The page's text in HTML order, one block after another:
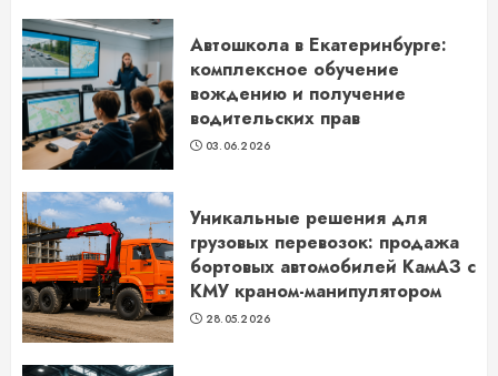
Автошкола в Екатеринбурге:
комплексное обучение
вождению и получение
водительских прав
03.06.2026
Уникальные решения для
грузовых перевозок: продажа
бортовых автомобилей КамАЗ с
КМУ краном-манипулятором
28.05.2026